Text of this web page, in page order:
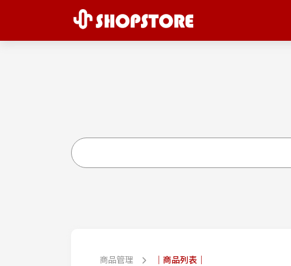
商品管理 ｜商品列表｜